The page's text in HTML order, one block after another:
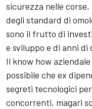
sicurezza nelle
degli standard di
sono il frutto di
e sviluppo e di anni di
Il know how
possibile che ex
segreti tecnologici
concorrenti, magari